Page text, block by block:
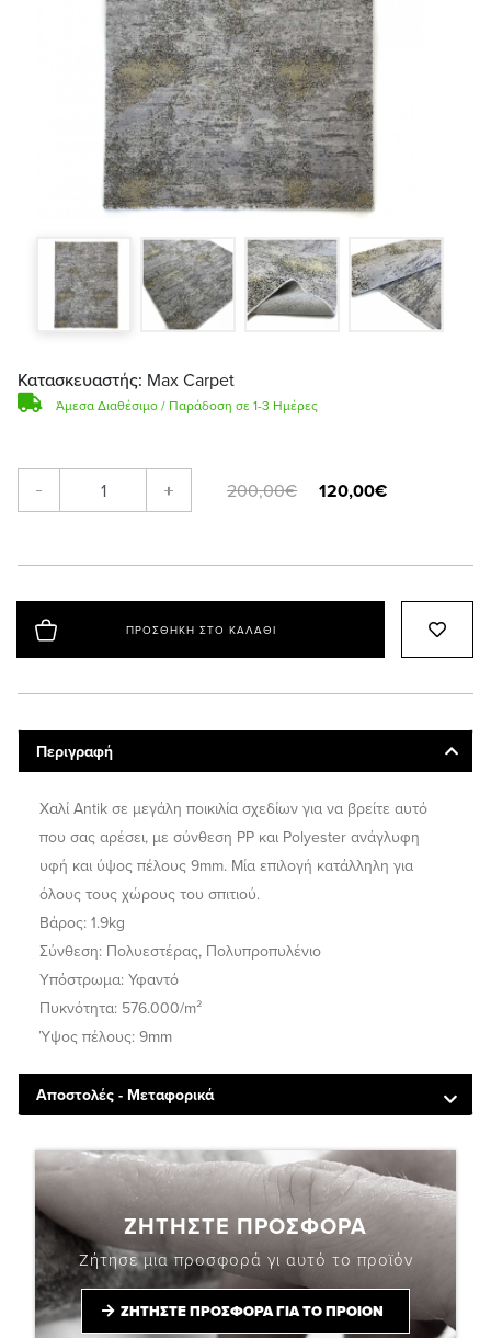
Κατασκευαστής: Max Carpet
Άμεσα Διαθέσιμο / Παράδοση σε 1-3 Ημέρες
- + 200,00€ 120,00€
ΠΡΟΣΘΉΚΗ ΣΤΟ ΚΑΛΆΘΙ
Περιγραφή
Χαλί Antik σε μεγάλη ποικιλία σχεδίων για να βρείτε αυτό
που σας αρέσει, με σύνθεση PP και Polyester ανάγλυφη
υφή και ύψος πέλους 9mm. Μία επιλογή κατάλληλη για
όλους τους χώρους του σπιτιού.
Βάρος: 1.9kg
Σύνθεση: Πολυεστέρας, Πολυπροπυλένιο
Υπόστρωμα: Υφαντό
Πυκνότητα: 576.000/m²
Ύψος πέλους: 9mm
Αποστολές - Μεταφορικά
ΖΗΤΗΣΤΕ ΠΡΟΣΦΟΡΑ
Ζήτησε μια προσφορά γι αυτό το προϊόν
ΖΗΤΗΣΤΕ ΠΡΟΣΦΟΡΑ ΓΙΑ ΤΟ ΠΡΟΙΟΝ